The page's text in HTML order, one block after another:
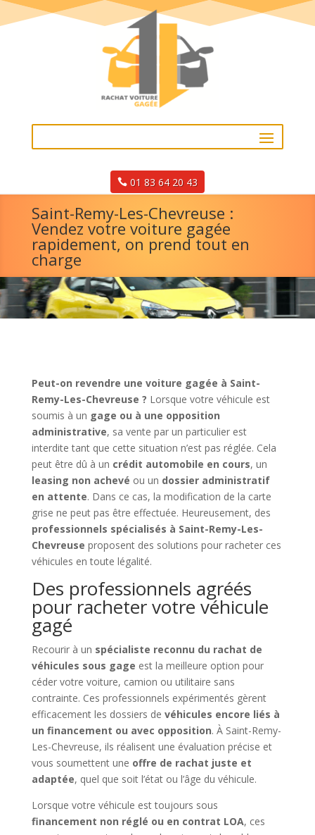
01 83 64 20 43
Saint-Remy-Les-Chevreuse :
Vendez votre voiture gagée
rapidement, on prend tout en
charge
Peut-on revendre une voiture gagée à Saint-
Remy-Les-Chevreuse ? Lorsque votre véhicule est
soumis à un gage ou à une opposition
administrative, sa vente par un particulier est
interdite tant que cette situation n’est pas réglée. Cela
peut être dû à un crédit automobile en cours, un
leasing non achevé ou un dossier administratif
en attente. Dans ce cas, la modification de la carte
grise ne peut pas être effectuée. Heureusement, des
professionnels spécialisés à Saint-Remy-Les-
Chevreuse proposent des solutions pour racheter ces
véhicules en toute légalité.
Des professionnels agréés
pour racheter votre véhicule
gagé
Recourir à un spécialiste reconnu du rachat de
véhicules sous gage est la meilleure option pour
céder votre voiture, camion ou utilitaire sans
contrainte. Ces professionnels expérimentés gèrent
efficacement les dossiers de véhicules encore liés à
un financement ou avec opposition. À Saint-Remy-
Les-Chevreuse, ils réalisent une évaluation précise et
vous soumettent une offre de rachat juste et
adaptée, quel que soit l’état ou l’âge du véhicule.
Lorsque votre véhicule est toujours sous
financement non réglé ou en contrat LOA, ces